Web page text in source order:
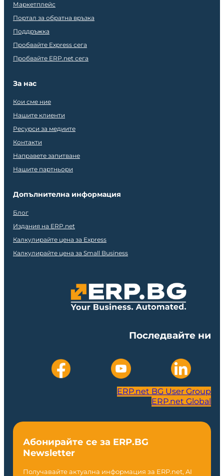
Маркетплейс
Портал за обратна връзка
Поддръжка
Пробвайте Express сега
Пробвайте ERP.net сега
За нас
Кои сме ние
Нашите клиенти
Ресурси за медиите
Контакти
Направете запитване
Нашите партньори
Допълнителна информация
Блог
Издания на ERP.net
Калкулирайте цена за Express
Калкулирайте цена за Small Business
Последвайте ни
ERP.net BG User Group
ERP.net Global
Абонирайте се за ERP.BG
Newsletter
Получавайте актуална информация за ERP.net, AI